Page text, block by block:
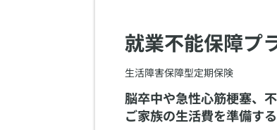
就業不能保障プ
​生活障害保障型定期保険
脳卒中や急性心筋梗塞、
ご家族の生活費を準備す